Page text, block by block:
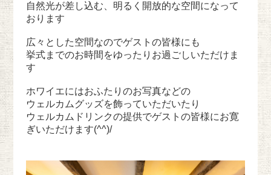
自然光が差し込む、明るく開放的な空間になって
おります
広々とした空間なのでゲストの皆様にも
挙式までのお時間をゆったりお過ごしいただけま
す
ホワイエにはおふたりのお写真などの
ウェルカムグッズを飾っていただいたり
ウェルカムドリンクの提供でゲストの皆様にお寛
ぎいただけます(^^)/